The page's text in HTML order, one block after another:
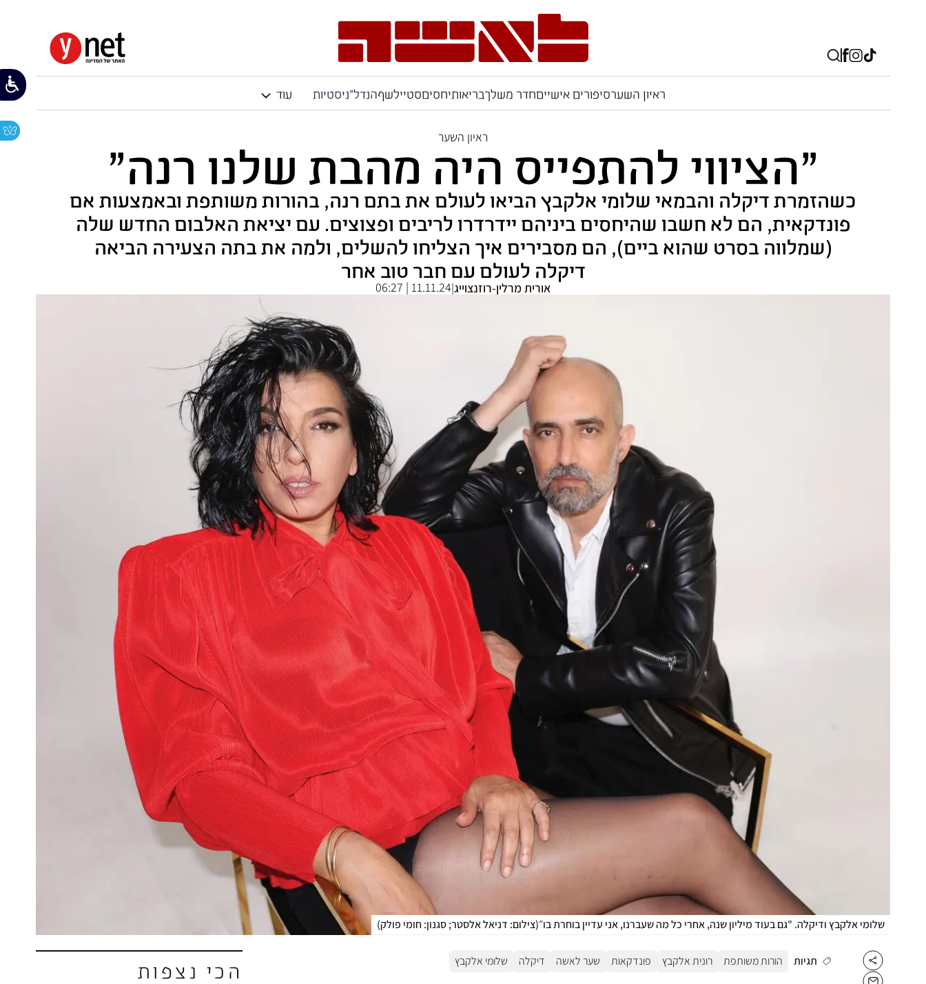
ראיון השערסיפורים אישייםחדר משלךבריאותיחסיםסטיילשףהנדל"ניסטיות עוד
שלומי אלקבץ ודיקלה. "גם בעוד מיליון שנה, אחרי כל מה שעברנו, אני עדיין בוחרת בו״(צילום: דניאל אלסטר; סגנון: חומי פולק)
ראיון השער
"הציווי להתפייס היה מהבת שלנו רנה"
כשהזמרת דיקלה והבמאי שלומי אלקבץ הביאו לעולם את בתם רנה, בהורות משותפת ובאמצעות אם
פונדקאית, הם לא חשבו שהיחסים ביניהם יידרדרו לריבים ופצוצים. עם יציאת האלבום החדש שלה
(שמלווה בסרט שהוא ביים), הם מסבירים איך הצליחו להשלים, ולמה את בתה הצעירה הביאה
דיקלה לעולם עם חבר טוב אחר
אורית מרלין-רוזנצוייג|
11.11.24 | 06:27
הכי נצפות תגיות הורות משותפת רונית אלקבץ פונדקאות שער לאשה דיקלה שלומי אלקבץ